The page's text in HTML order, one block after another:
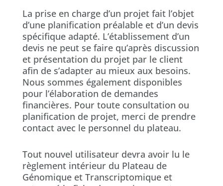
La prise en charge d’un projet fait l’objet
d’une planification préalable et d’un devis
spécifique adapté. L’établissement d’un
devis ne peut se faire qu’après discussion
et présentation du projet par le client
afin de s’adapter au mieux aux besoins.
Nous sommes également disponibles
pour l’élaboration de demandes
financières. Pour toute consultation ou
planification de projet, merci de prendre
contact avec le personnel du plateau.
Tout nouvel utilisateur devra avoir lu le
règlement intérieur du Plateau de
Génomique et Transcriptomique et